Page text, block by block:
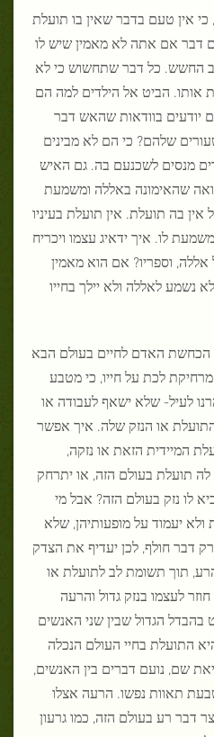
אין טעם בדבר שאין בו תועלת
אם אתה לא מאמין שיש לו
החשש. כל דבר שתחשוש כי לא
אותו. הביט אל הילדים למה הם
יודעים בוודאות שהאש דבר
שלהם? כי הם לא מבינים
מנסים לשכנעם בה. גם האיש
שהאימונה באללה ומשמעת
בה תועלת. אין תועלת בעיניו
לו. איך ידאיג עצמו ויכריח
וספריו? אם הוא מאמין
נשמע לאללה ולא יילך בחייו
הכחשת האדם לחיים בעולם הבא
לכת על חייו, כי מטבע
לעיל- שלא ישאף לעבודה או
או הנזק שלה. איך אפשר
המיידית הזאת או נזקה,
תועלת בעולם הזה, או יתרחק
לו נזק בעולם הזה? אבל מי
ולא יעמוד על מופעותיהן, שלא
דבר חולף, לכן יעדיף את הצדק
תוך תשומת לב לתועלת או
לעצמו בנזק גדול והרעה
הגדול שבין שני האנשים
התועלת בחיי העולם הנכלה
שם, נועם דברים בין האנשים,
תאוות נפשו. הרעה אצלו
דבר רע בעולם הזה, כמו גרעון